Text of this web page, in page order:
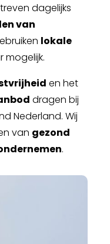
dagelijks
van
lokale
mogelijk.
en het
dragen bij
Nederland. Wij
van gezond
.